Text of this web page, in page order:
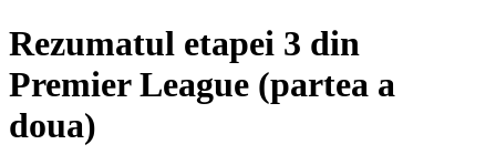
Rezumatul etapei 3 din
Premier League (partea a
doua)